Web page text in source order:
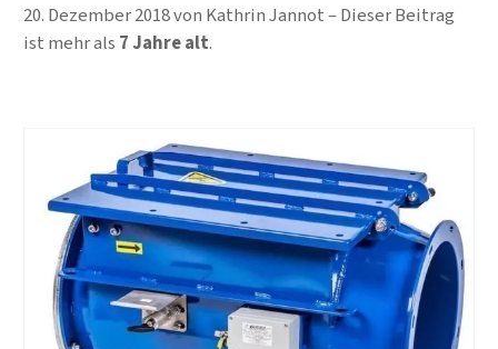
20. Dezember 2018von Kathrin Jannot
Dieser Beitrag
ist mehr als 7 Jahre alt.